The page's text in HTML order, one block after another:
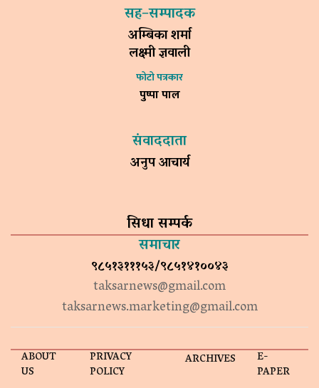
सह–सम्पादक
अम्बिका शर्मा
लक्ष्मी ज्ञवाली
फोटो पत्रकार
पुष्पा पाल
संवाददाता
अनुप आचार्य
सिधा सम्पर्क
समाचार
९८५१३१११५३/९८५१४१००४३
taksarnews@gmail.com
taksarnews.marketing@gmail.com
ABOUT
US
PRIVACY
POLICY
ARCHIVES E-
PAPER